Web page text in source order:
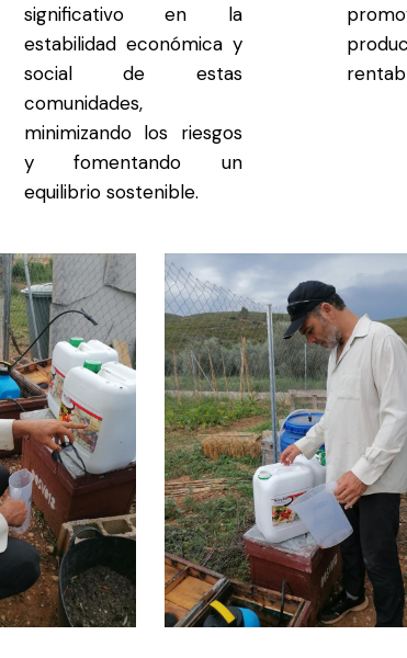
significativo en la
estabilidad económica y
social de estas
comunidades,
minimizando los riesgos
y fomentando un
equilibrio sostenible.